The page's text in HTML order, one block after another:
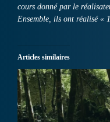
cours donné par le
Ensemble, ils ont réalisé «
Articles similaires